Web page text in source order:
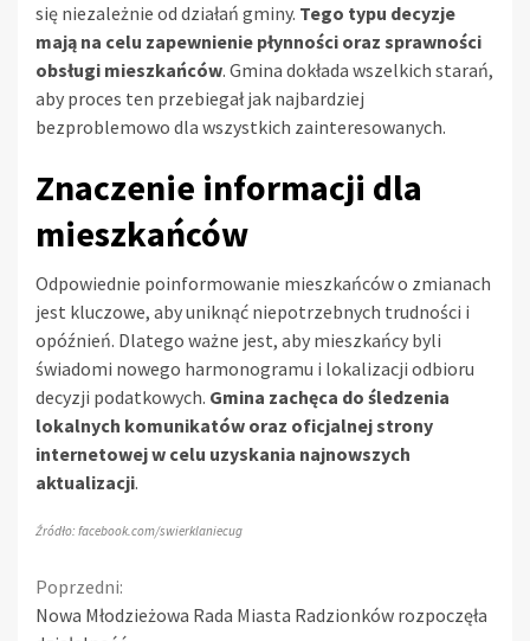
się niezależnie od działań gminy. Tego typu decyzje
mają na celu zapewnienie płynności oraz sprawności
obsługi mieszkańców. Gmina dokłada wszelkich starań,
aby proces ten przebiegał jak najbardziej
bezproblemowo dla wszystkich zainteresowanych.
Znaczenie informacji dla
mieszkańców
Odpowiednie poinformowanie mieszkańców o zmianach
jest kluczowe, aby uniknąć niepotrzebnych trudności i
opóźnień. Dlatego ważne jest, aby mieszkańcy byli
świadomi nowego harmonogramu i lokalizacji odbioru
decyzji podatkowych. Gmina zachęca do śledzenia
lokalnych komunikatów oraz oficjalnej strony
internetowej w celu uzyskania najnowszych
aktualizacji.
Źródło: facebook.com/swierklaniecug
Continue
Poprzedni:
Nowa Młodzieżowa Rada Miasta Radzionków rozpoczęła